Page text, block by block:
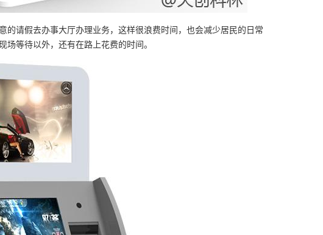
请假去办事大厅办理业务，这样很浪费时间，也会减少居民的日常
等待以外，还有在路上花费的时间。